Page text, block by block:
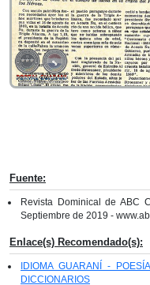
Fuente:
Revista Dominical de ABC
Septiembre de 2019 -
Enlace(s) Recomendado(s):
IDIOMA GUARANÍ -
DICCIONARIOS